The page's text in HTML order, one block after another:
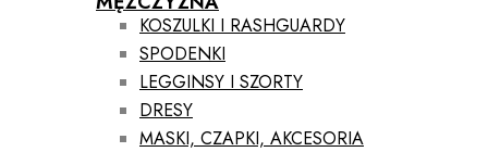
KOSZULKI I RASHGUARDY
SPODENKI
LEGGINSY I SZORTY
DRESY
MASKI, CZAPKI, AKCESORIA